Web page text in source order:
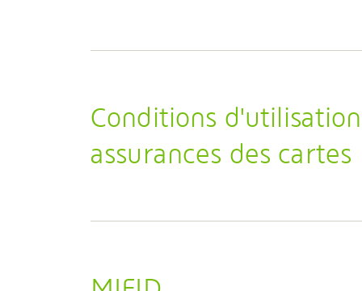
Conditions
assurances des cartes